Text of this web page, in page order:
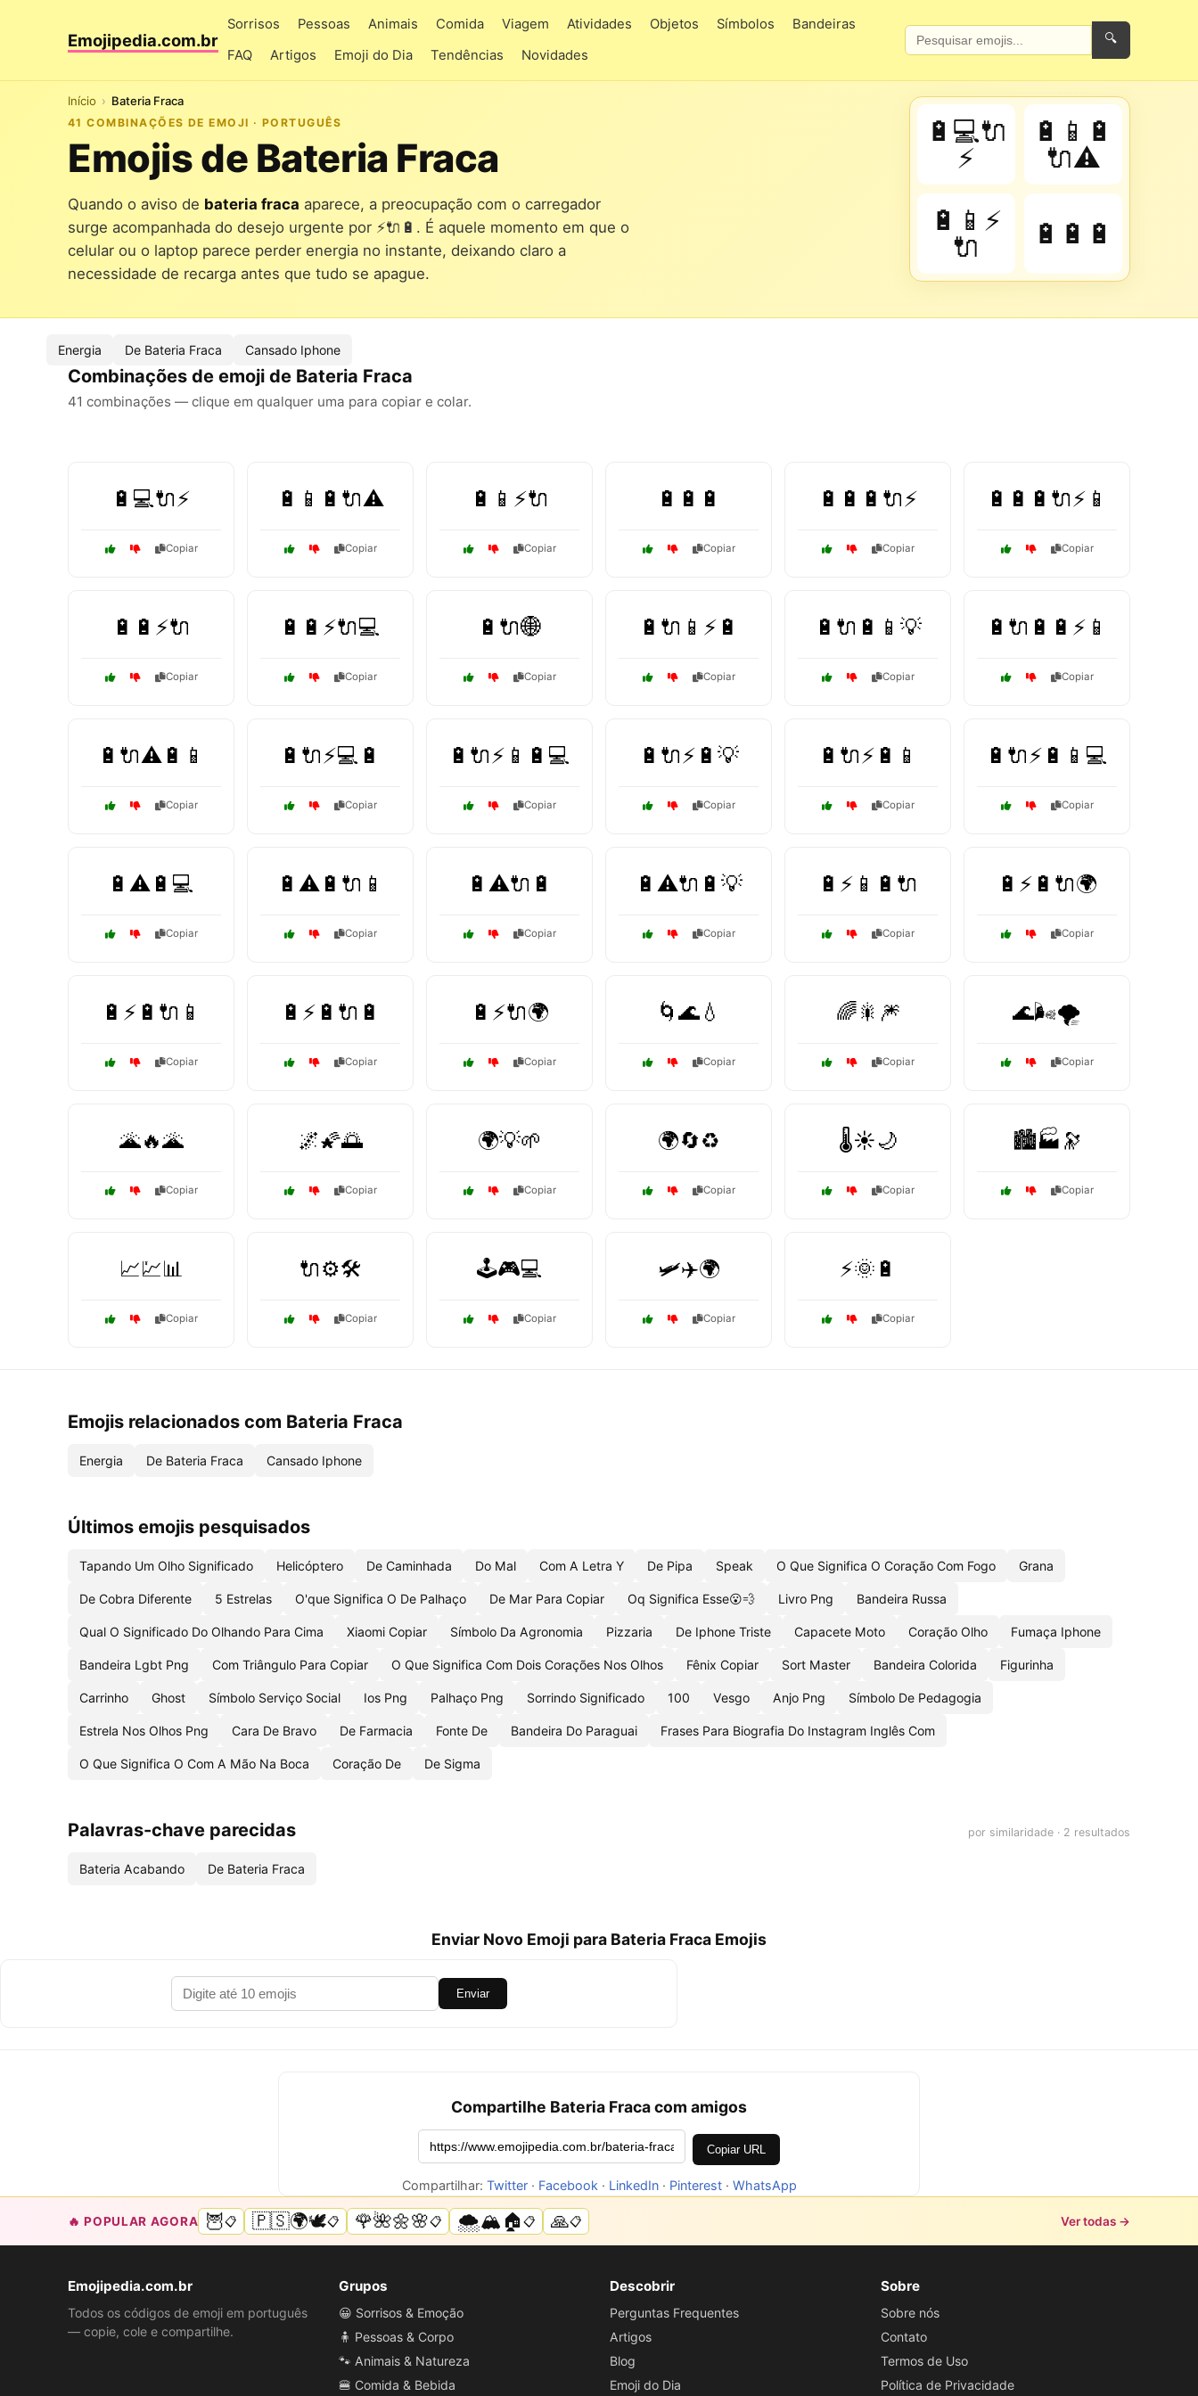
Emojipedia.com.br
Sorrisos Pessoas Animais Comida Viagem Atividades Objetos Símbolos
Bandeiras
FAQ
Artigos Emoji do Dia Tendências Novidades
🔍
Início Bateria Fraca
41 COMBINAÇÕES DE EMOJI · PORTUGUÊS
Emojis de Bateria Fraca
Quando o aviso de bateria fraca aparece, a preocupação com o carregador
surge acompanhada do desejo urgente por ⚡🔌🔋. É aquele momento em que o
celular ou o laptop parece perder energia no instante, deixando claro a
necessidade de recarga antes que tudo se apague.
🔋💻🔌
⚡
🔋📱🔋
🔌⚠️
🔋📱⚡
🔌
🔋🔋🔋
Energia De Bateria Fraca Cansado Iphone
Combinações de emoji de Bateria Fraca
41 combinações — clique em qualquer uma para copiar e colar.
🔋💻🔌⚡
Copiar
🔋📱🔋🔌⚠️
Copiar
🔋📱⚡🔌
Copiar
🔋🔋🔋
Copiar
🔋🔋🔋🔌⚡
Copiar
🔋🔋🔋🔌⚡📱
Copiar
🔋🔋⚡🔌
Copiar
🔋🔋⚡🔌💻
Copiar
🔋🔌🌐
Copiar
🔋🔌📱⚡🔋
Copiar
🔋🔌🔋📱💡
Copiar
🔋🔌🔋🔋⚡📱
Copiar
🔋🔌⚠️🔋📱
Copiar
🔋🔌⚡💻🔋
Copiar
🔋🔌⚡📱🔋💻
Copiar
🔋🔌⚡🔋💡
Copiar
🔋🔌⚡🔋📱
Copiar
🔋🔌⚡🔋📱💻
Copiar
🔋⚠️🔋💻
Copiar
🔋⚠️🔋🔌📱
Copiar
🔋⚠️🔌🔋
Copiar
🔋⚠️🔌🔋💡
Copiar
🔋⚡📱🔋🔌
Copiar
🔋⚡🔋🔌🌍
Copiar
🔋⚡🔋🔌📱
Copiar
🔋⚡🔋🔌🔋
Copiar
🔋⚡🔌🌍
Copiar
🌀🌊💧
Copiar
🌈🎇🎆
Copiar
🌊🌬️🌪️
Copiar
🌋🔥🌋
Copiar
🌌🌠🌅
Copiar
🌍💡🌱
Copiar
🌍🔄♻️
Copiar
🌡️☀️🌙
Copiar
🏙️🏭🔭
Copiar
📈💹📊
Copiar
🔌⚙️🛠️
Copiar
🕹️🎮💻
Copiar
🛩️✈️🌍
Copiar
⚡🌞🔋
Copiar
Emojis relacionados com Bateria Fraca
Energia De Bateria Fraca Cansado Iphone
Últimos emojis pesquisados
Tapando Um Olho Significado Helicóptero De Caminhada Do Mal Com A Letra Y De Pipa Speak O Que Significa O Coração Com Fogo Grana
De Cobra Diferente 5 Estrelas O'que Significa O De Palhaço De Mar Para Copiar Oq Significa Esse😮💨 Livro Png Bandeira Russa
Qual O Significado Do Olhando Para Cima Xiaomi Copiar Símbolo Da Agronomia Pizzaria De Iphone Triste Capacete Moto Coração Olho Fumaça Iphone
Bandeira Lgbt Png Com Triângulo Para Copiar O Que Significa Com Dois Corações Nos Olhos Fênix Copiar Sort Master Bandeira Colorida Figurinha
Carrinho Ghost Símbolo Serviço Social Ios Png Palhaço Png Sorrindo Significado 100 Vesgo Anjo Png Símbolo De Pedagogia
Estrela Nos Olhos Png Cara De Bravo De Farmacia Fonte De Bandeira Do Paraguai Frases Para Biografia Do Instagram Inglês Com
O Que Significa O Com A Mão Na Boca Coração De De Sigma
Palavras-chave parecidas por similaridade · 2 resultados
Bateria Acabando De Bateria Fraca
Enviar Novo Emoji para Bateria Fraca Emojis
Enviar
Compartilhe Bateria Fraca com amigos
Copiar URL
Compartilhar: Twitter· Facebook · LinkedIn· Pinterest· WhatsApp
🔥 POPULAR AGORA 🦉📋 🇵🇸🌍🕊️📋 🌹🌺🌼🌸📋 🌨️🏔️🏠📋 🙏📋 Ver todas →
Emojipedia.com.br
Todos os códigos de emoji em português
— copie, cole e compartilhe.
Grupos
😀 Sorrisos & Emoção
🧍 Pessoas & Corpo
🐾 Animais & Natureza
🍔 Comida & Bebida
Descobrir
Perguntas Frequentes
Artigos
Blog
Emoji do Dia
Sobre
Sobre nós
Contato
Termos de Uso
Política de Privacidade